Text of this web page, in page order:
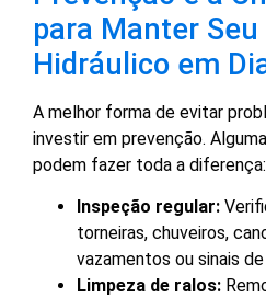
para Manter
Hidráulico em
A melhor forma de evitar
investir em prevenção.
podem fazer toda a diferença:
Inspeção regular:
torneiras, chuveiros,
vazamentos ou sinais
Limpeza de ralos: